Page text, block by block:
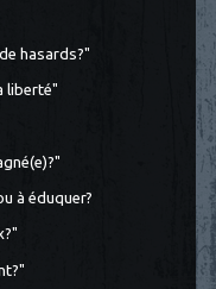
hasards?"
liberté"
à éduquer?